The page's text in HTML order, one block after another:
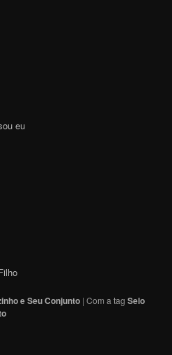
eu
e Seu Conjunto |Com a tagSelo